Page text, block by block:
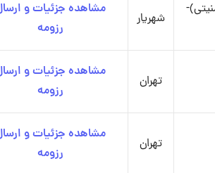
شهریار
مشاهده جزئیات و
رزومه
تهران
مشاهده جزئیات و
رزومه
تهران
مشاهده جزئیات و
رزومه